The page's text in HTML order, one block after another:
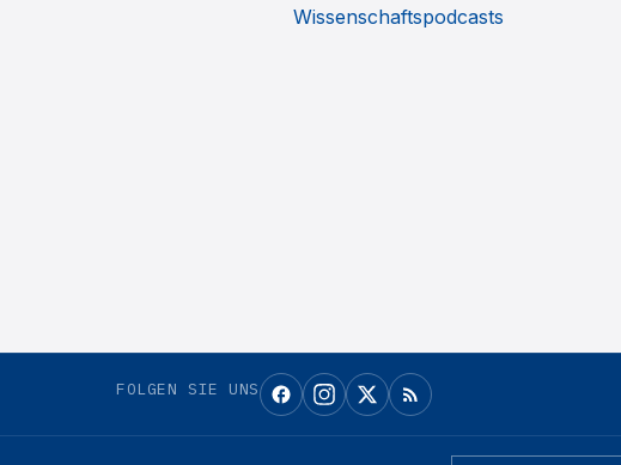
Wissenschaftspodcasts
FOLGEN SIE UNS